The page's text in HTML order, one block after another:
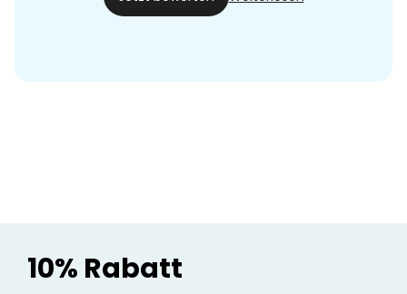
10% Rabatt